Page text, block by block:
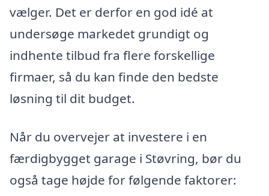
vælger. Det er derfor en god idé at
undersøge markedet grundigt og
indhente tilbud fra flere forskellige
firmaer, så du kan finde den bedste
løsning til dit budget.
Når du overvejer at investere i en
færdigbygget garage i Støvring, bør du
også tage højde for følgende faktorer: